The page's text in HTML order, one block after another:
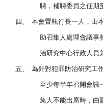
聘，補聘委員之任期
四、 本會置執行長一人，由
助召集人處理會議事
治研究中心行政人員
五、 為針對犯罪防治研究工
至少每半年召開會議
集人不能出席時，由